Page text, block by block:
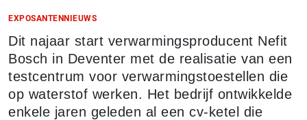
EXPOSANTENNIEUWS
Dit najaar start verwarmingsproducent Nefit
Bosch in Deventer met de realisatie van een
testcentrum voor verwarmingstoestellen die
op waterstof werken. Het bedrijf ontwikkelde
enkele jaren geleden al een cv-ketel die